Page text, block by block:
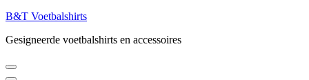
B&T Voetbalshirts
Gesigneerde voetbalshirts en accessoires